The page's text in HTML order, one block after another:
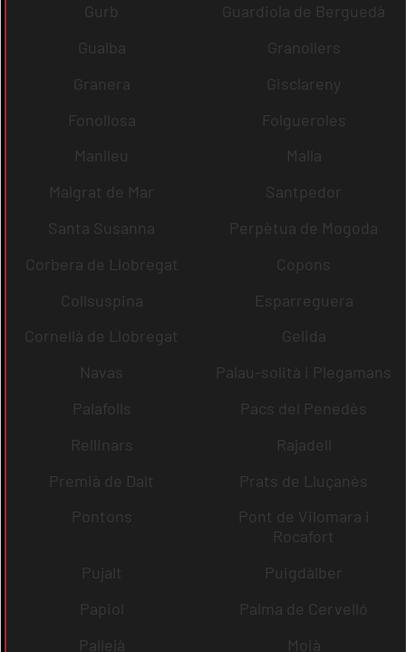
Gurb
Guardiola de Berguedà
Gualba
Granollers
Granera
Gisclareny
Fonollosa
Folgueroles
Manlleu
Malla
Malgrat de Mar
Santpedor
Santa Susanna
Perpètua de Mogoda
Corbera de Llobregat
Copons
Collsuspina
Esparreguera
Cornellà de Llobregat
Gelida
Navas
Palau-solità i Plegamans
Palafolls
Pacs del Penedès
Rellinars
Rajadell
Premià de Dalt
Prats de Lluçanès
Pontons
Pont de Vilomara i
Rocafort
Pujalt
Puigdàlber
Papiol
Palma de Cervelló
Pallejà
Moià